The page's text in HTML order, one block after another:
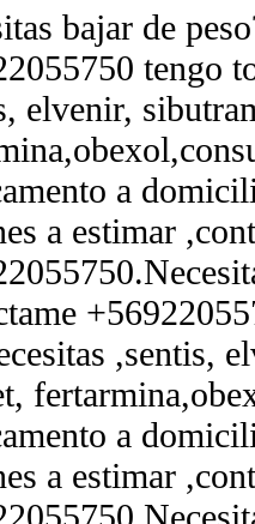
bajar de
tengo
elvenir,
a
a estimar
,sentis,
a
a estimar